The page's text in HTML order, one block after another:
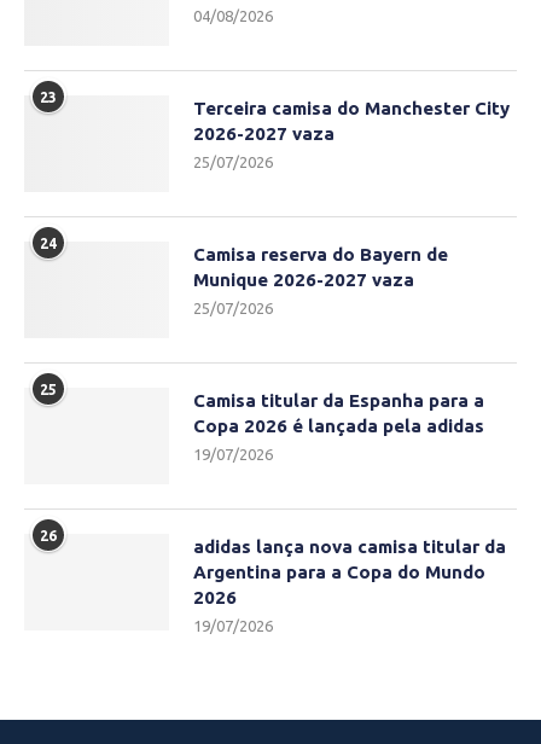
04/08/2026
23
Terceira camisa do Manchester City
2026-2027 vaza
25/07/2026
24
Camisa reserva do Bayern de
Munique 2026-2027 vaza
25/07/2026
25
Camisa titular da Espanha para a
Copa 2026 é lançada pela adidas
19/07/2026
26
adidas lança nova camisa titular da
Argentina para a Copa do Mundo
2026
19/07/2026